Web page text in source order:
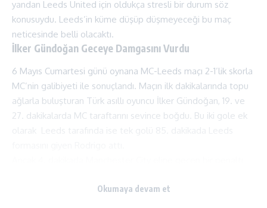
yandan Leeds United için oldukça stresli bir durum söz
konusuydu. Leeds’in küme düşüp düşmeyeceği bu maç
neticesinde belli olacaktı.
İlker Gündoğan Geceye Damgasını Vurdu
6 Mayıs Cumartesi günü oynana MC-Leeds maçı 2-1’lik skorla
MC’nin galibiyeti ile sonuçlandı. Maçın ilk dakikalarında topu
ağlarla buluşturan Türk asıllı oyuncu İlker Gündoğan, 19. ve
27. dakikalarda MC taraftarını sevince boğdu. Bu iki gole ek
rağmen; Haaland, İlkay’ın hattrick yapabilmesi için penaltıyı
Okumaya devam et